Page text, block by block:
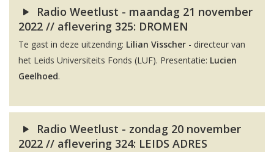
Radio Weetlust - maandag 21 november
2022 // aflevering 325: DROMEN
Te gast in deze uitzending: Lilian Visscher - directeur van
het Leids Universiteits Fonds (LUF). Presentatie: Lucien
Geelhoed.
Radio Weetlust - zondag 20 november
2022 // aflevering 324: LEIDS ADRES